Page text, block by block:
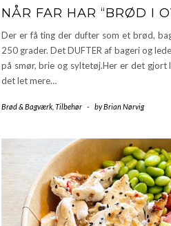
NÅR FAR HAR “BRØD I
Der er få ting der dufter som et brød,
250 grader. Det DUFTER af bageri og
på smør, brie og syltetøj.Her er det gjort
det let mere…
Brød & Bagværk, Tilbehør - byBrian Nørvig